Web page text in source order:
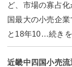
ど、市場の寡占
国最大の小売企
と18年10…続き
近畿中四国小売